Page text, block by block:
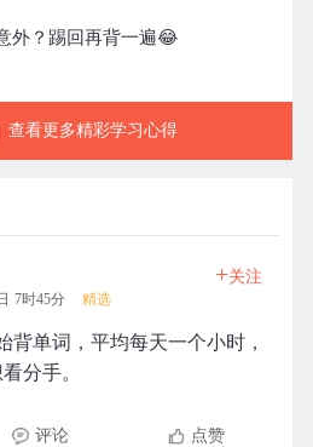
查看更多精彩学习心得
7时45分 精选
+关注
背单词，平均每天一个小时，
分手。
评论 点赞